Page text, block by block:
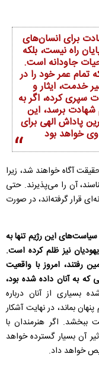
برای انسان‌های
راه نیست، بلکه
جاودانه است.
تمام عمر خود را در
خدمت، ایثار و
سپری کرده، اگر به
شهادت برسد، این
پاداش الهی برای
وی خواهد بود
آگاه خواهند شد، زیرا
آن را می‌پذیرند. حتی
قرار گرفته‌اند، در صورت
سیاست‌های این رژیم تنها به
نیز ظلم کرده است.
رفتند، امروز با واقعیت
که به آنان داده شده بود،
بسیاری از آنان درباره
بماند، در نهایت آشکار
ببخشد. اگر هنرمندان با
آن بسیار گسترده خواهد
خواهد داد.